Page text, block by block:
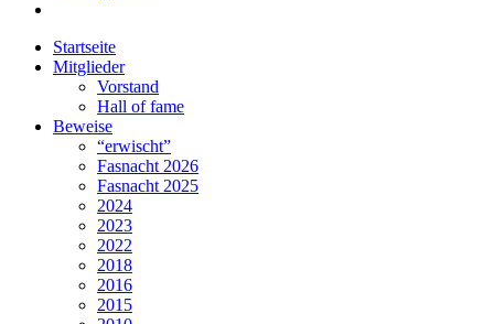
Startseite
Mitglieder
Vorstand
Hall of fame
Beweise
“erwischt”
Fasnacht 2026
Fasnacht 2025
2024
2023
2022
2018
2016
2015